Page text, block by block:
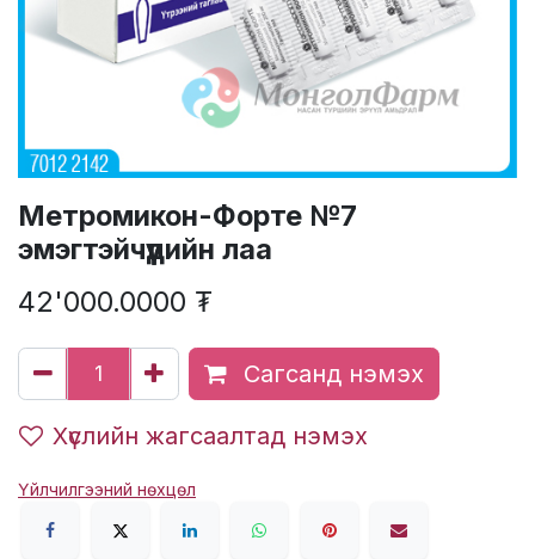
Метромикон-Форте №7
эмэгтэйчүүдийн лаа
42'000.0000 ₮
Сагсанд нэмэх
Хүслийн жагсаалтад нэмэх
Үйлчилгээний нөхцөл